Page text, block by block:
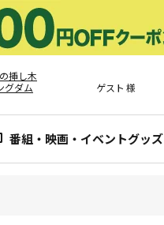
挿し木
グダム
ゲスト 様
番組・映画・イベントグッズ